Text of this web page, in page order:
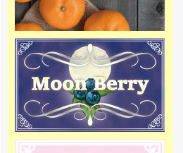
[2018年10月30日 ]
姉妹店-無農薬 いちご専門通販の予
約販売をスタートしました！8種類
のクイーンズベリー最高級 無農薬
いちごを詰合せを山梨産地直送で
ご家庭へお届け致します。
[2018年10月22日]
姉妹店-りんご専門通販、2018年
度の出荷をスタートしました！絶
品りんごを産地直送でご家庭へお
届け致します。